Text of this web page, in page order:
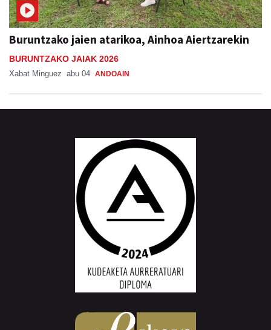
Buruntzako jaien atarikoa, Ainhoa Aiertzarekin
BURUNTZAKO JAIAK 2026
Xabat Minguez abu 04 ANDOAIN